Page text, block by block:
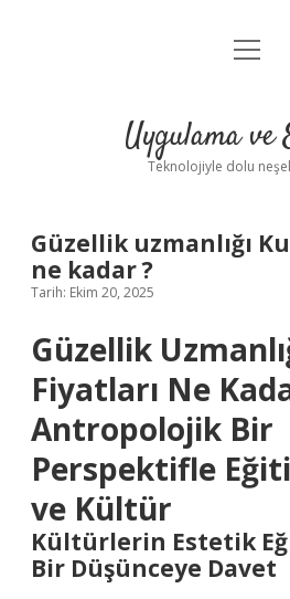
Anasayfa
Yasal
menüyü
Uygulama ve
Teknolojiyle dolu
Güzellik uzmanlığı
ne kadar ?
Tarih: Ekim 20, 2025
Güzellik
Fiyatları Ne
Antropolojik Bir
Perspektifle
ve Kültür
Kültürlerin Estetik
Bir Düşünceye Davet